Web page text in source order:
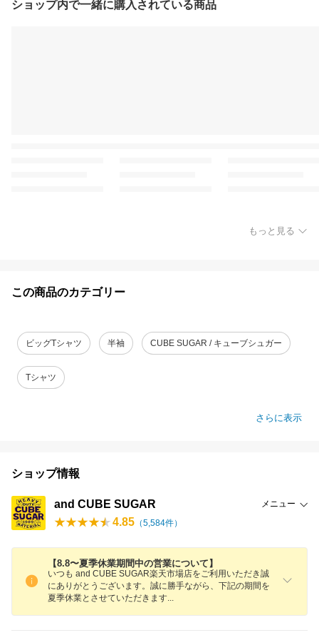
ショップ内で一緒に購入されている商品
もっと見る
この商品のカテゴリー
ビッグTシャツ 半袖 CUBE SUGAR / キューブシュガー
Tシャツ
さらに表示
ショップ情報
and CUBE SUGAR メニュー
4.85 （5,584件）
【8.8〜夏季休業期間中の営業について】
いつも and CUBE SUGAR楽天市場店をご利用いただき誠
にありがとうございます。誠に勝手ながら、下記の期間を
夏季休業とさせていただきま す